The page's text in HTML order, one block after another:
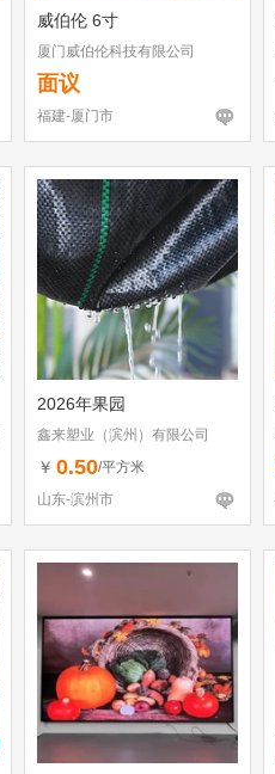
威伯伦 6寸
厦门威伯伦科技有限公司
面议
福建-厦门市
2026年果园
鑫来塑业（滨州）有限公司
￥ 0.50/平方米
山东-滨州市